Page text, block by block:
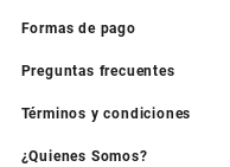
Formas de pago
Preguntas frecuentes
Términos y condiciones
¿Quienes Somos?